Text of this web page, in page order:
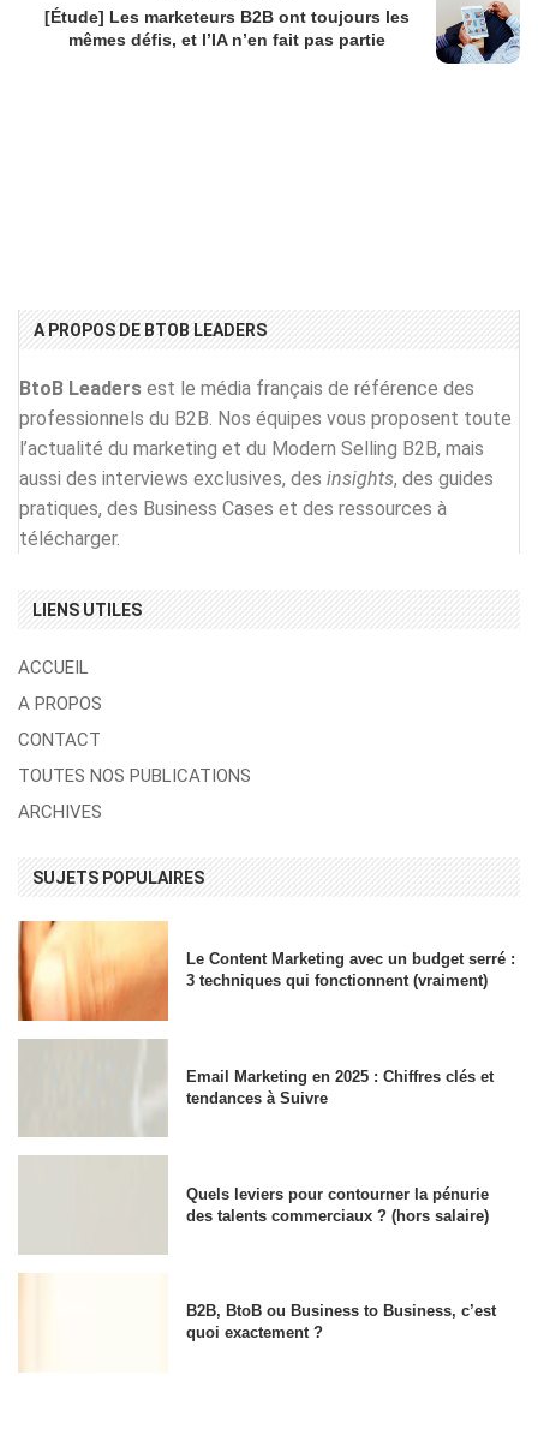
[Étude] Les marketeurs B2B ont toujours les
mêmes défis, et l’IA n’en fait pas partie
A PROPOS DE BTOB LEADERS
BtoB Leaders est le média français de référence des
professionnels du B2B. Nos équipes vous proposent toute
l’actualité du marketing et du Modern Selling B2B, mais
aussi des interviews exclusives, des insights, des guides
pratiques, des Business Cases et des ressources à
télécharger.
LIENS UTILES
ACCUEIL
A PROPOS
CONTACT
TOUTES NOS PUBLICATIONS
ARCHIVES
SUJETS POPULAIRES
Le Content Marketing avec un budget serré :
3 techniques qui fonctionnent (vraiment)
Email Marketing en 2025 : Chiffres clés et
tendances à Suivre
Quels leviers pour contourner la pénurie
des talents commerciaux ? (hors salaire)
B2B, BtoB ou Business to Business, c’est
quoi exactement ?